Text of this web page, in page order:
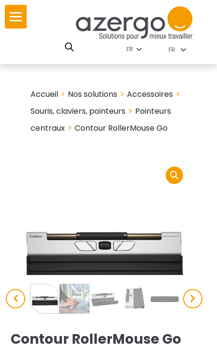
Skip
content
par famille
Vie
Azergo
FR
Accueil > Nos solutions >Accessoires >
Souris, claviers, pointeurs > Pointeurs
centraux >Contour RollerMouse Go
Contour RollerMouse Go